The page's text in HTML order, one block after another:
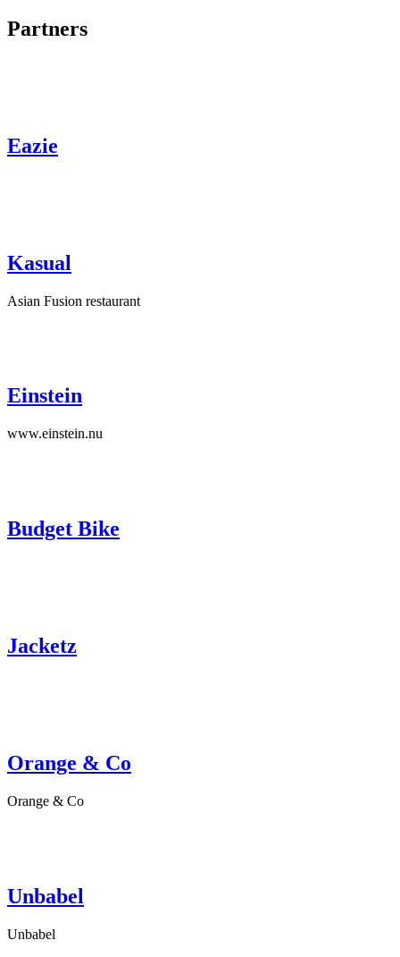
Partners
Eazie
Kasual
Asian Fusion restaurant
Einstein
www.einstein.nu
Budget Bike
Jacketz
Orange & Co
Orange & Co
Unbabel
Unbabel